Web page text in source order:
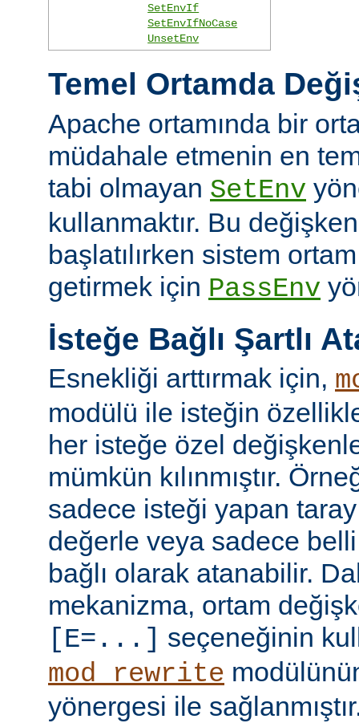
SetEnvIf
SetEnvIfNoCase
UnsetEnv
Temel Ortamda
Apache ortamında bir
müdahale etmenin en
tabi olmayan SetEnv
kullanmaktır. Bu
başlatılırken sistem
getirmek için PassEnv
İsteğe Bağlı Şartlı
Esnekliği arttırmak için,
modülü ile isteğin
her isteğe özel
mümkün kılınmıştır.
sadece isteği yapan
değerle veya sadece belli
bağlı olarak atanabilir.
mekanizma, ortam
[E=...] seçeneğinin
mod_rewrite
yönergesi ile